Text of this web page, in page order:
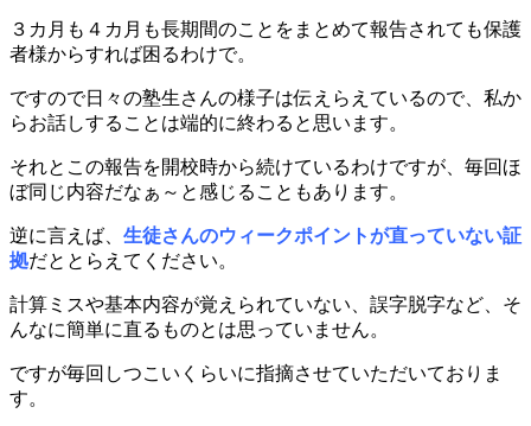
３カ月も４カ月も長期間のことをまとめて報告されても保護
者様からすれば困るわけで。
ですので日々の塾生さんの様子は伝えらえているので、私か
らお話しすることは端的に終わると思います。
それとこの報告を開校時から続けているわけですが、毎回ほ
ぼ同じ内容だなぁ～と感じることもあります。
逆に言えば、 生徒さんのウィークポイントが直っていない証
拠だととらえてください。
計算ミスや基本内容が覚えられていない、誤字脱字など、そ
んなに簡単に直るものとは思っていません。
ですが毎回しつこいくらいに指摘させていただいておりま
す。